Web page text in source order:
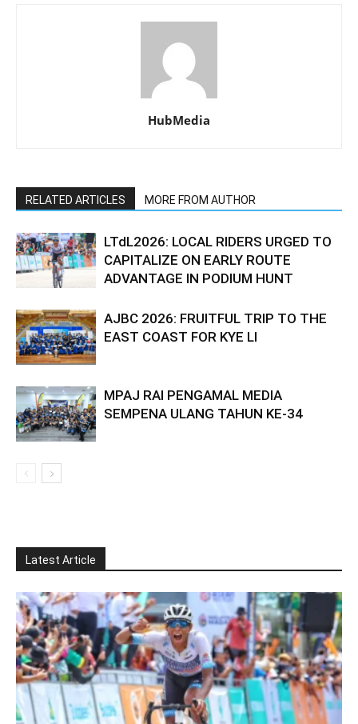
HubMedia
RELATED ARTICLES MORE FROM AUTHOR
LTdL2026: LOCAL RIDERS URGED TO
CAPITALIZE ON EARLY ROUTE
ADVANTAGE IN PODIUM HUNT
AJBC 2026: FRUITFUL TRIP TO THE
EAST COAST FOR KYE LI
MPAJ RAI PENGAMAL MEDIA
SEMPENA ULANG TAHUN KE-34
Latest Article